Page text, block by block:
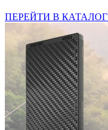
ПЕРЕЙТИ В КАТАЛОГ